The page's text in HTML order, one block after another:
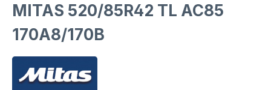
MITAS 520/85R42 TL AC85
170A8/170B